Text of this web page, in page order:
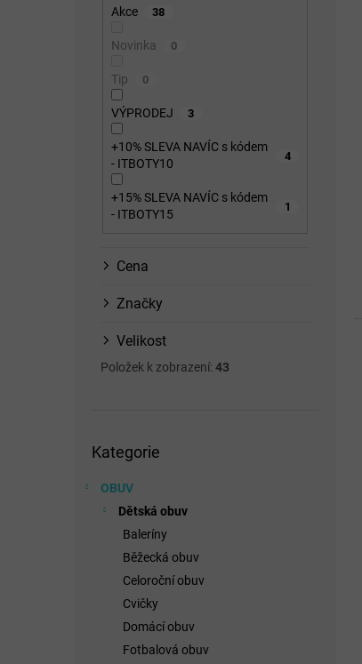
Akce 38
Novinka 0
Tip 0
VÝPRODEJ 3
+10% SLEVA NAVÍC s kódem
- ITBOTY10
4
+15% SLEVA NAVÍC s kódem
- ITBOTY15
1
Cena
Značky
Velikost
Položek k zobrazení: 43
kategorie
Kategorie
OBUV
Dětská obuv
Baleríny
Běžecká obuv
Celoroční obuv
Cvičky
Domácí obuv
Fotbalová obuv